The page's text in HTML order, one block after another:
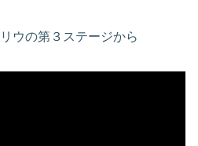
ウの第３ステージから